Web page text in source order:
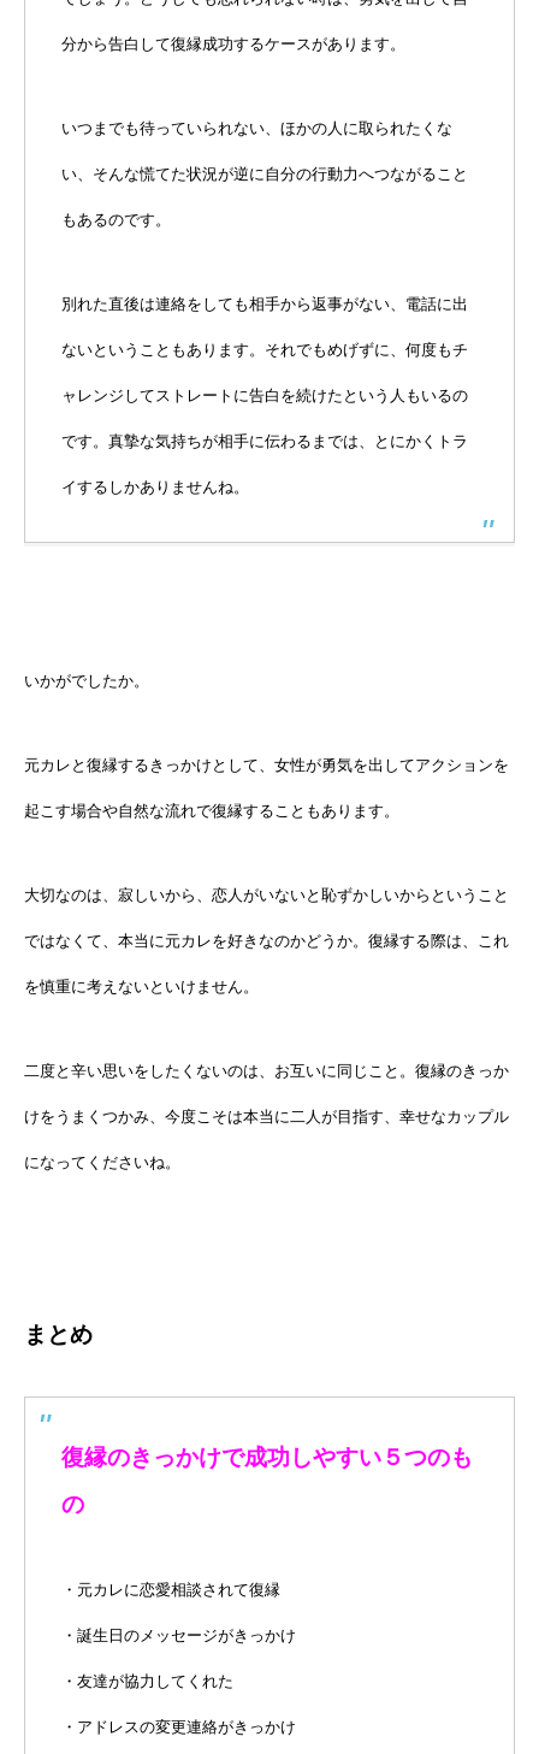
分から告白して復縁成功するケースがあります。
いつまでも待っていられない、ほかの人に取られたくな
い、そんな慌てた状況が逆に自分の行動力へつながること
もあるのです。
別れた直後は連絡をしても相手から返事がない、電話に出
ないということもあります。それでもめげずに、何度もチ
ャレンジしてストレートに告白を続けたという人もいるの
です。真摯な気持ちが相手に伝わるまでは、とにかくトラ
イするしかありませんね。
いかがでしたか。
元カレと復縁するきっかけとして、女性が勇気を出してアクションを
起こす場合や自然な流れで復縁することもあります。
大切なのは、寂しいから、恋人がいないと恥ずかしいからということ
ではなくて、本当に元カレを好きなのかどうか。復縁する際は、これ
を慎重に考えないといけません。
二度と辛い思いをしたくないのは、お互いに同じこと。復縁のきっか
けをうまくつかみ、今度こそは本当に二人が目指す、幸せなカップル
になってくださいね。
まとめ
復縁のきっかけで成功しやすい５つのも
の
・元カレに恋愛相談されて復縁
・誕生日のメッセージがきっかけ
・友達が協力してくれた
・アドレスの変更連絡がきっかけ